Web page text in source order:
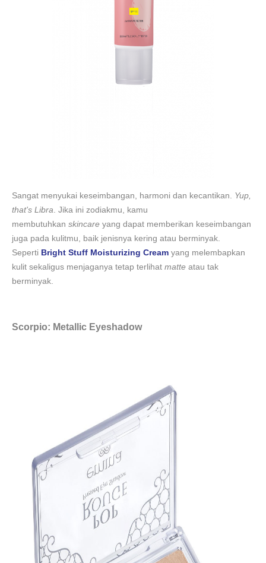
Sangat menyukai keseimbangan, harmoni dan kecantikan. Yup,
that's Libra . Jika ini zodiakmu, kamu
membutuhkan skincare yang dapat memberikan keseimbangan
juga pada kulitmu, baik jenisnya kering atau berminyak.
Seperti Bright Stuff Moisturizing Cream yang melembapkan
kulit sekaligus menjaganya tetap terlihat matte atau tak
berminyak.
Scorpio: Metallic Eyeshadow